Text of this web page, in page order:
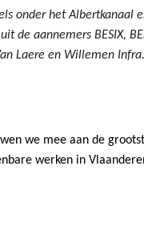
onder het Albertkanaal
de aannemers BESIX,
Laere en Willemen Infra.
we mee aan de
werken in